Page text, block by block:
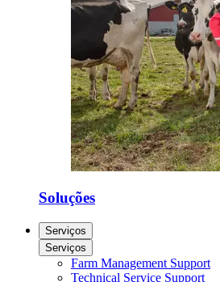
Soluções
Serviços
Serviços
Farm Management Support
Technical Service Support